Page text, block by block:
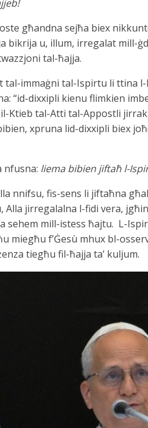
!
għandna sejħa biex
bikrija u, illum, irregalat mill-
tal-ħajja.
tal-immaġni tal-Ispirtu li ttina
“id-dixxipli kienu flimkien
Ktieb tal-Atti tal-Appostli
xpruna lid-dixxipli biex
nfusna: liema bibien jiftaħ l-
nnifsu, fis-sens li jiftaħna
Alla jirregalalna l-fidi vera,
sehem mill-istess ħajtu. L-
miegħu f’Ġesù mhux bl-
tiegħu fil-ħajja ta’ kuljum.